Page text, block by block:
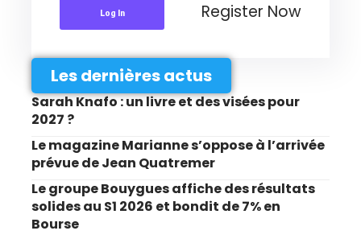
Log In Register Now
Les dernières actus
Sarah Knafo : un livre et des visées pour
2027 ?
Le magazine Marianne s’oppose à l’arrivée
prévue de Jean Quatremer
Le groupe Bouygues affiche des résultats
solides au S1 2026 et bondit de 7% en
Bourse